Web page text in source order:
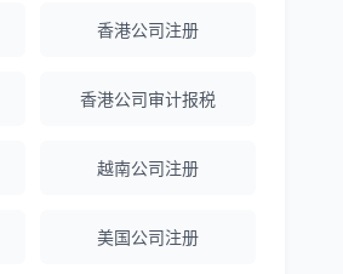
★★★★★
★★★★★
香港公司注册
香港公司审计报税
越南公司注册
美国公司注册